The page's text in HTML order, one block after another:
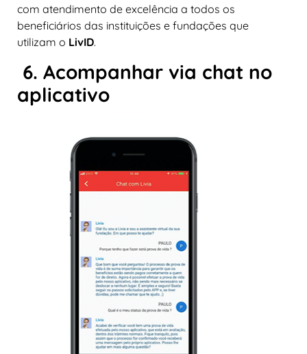
com atendimento de excelência a todos os
beneficiários das instituições e fundações que
utilizam o LivID.
6. Acompanhar via chat no
aplicativo